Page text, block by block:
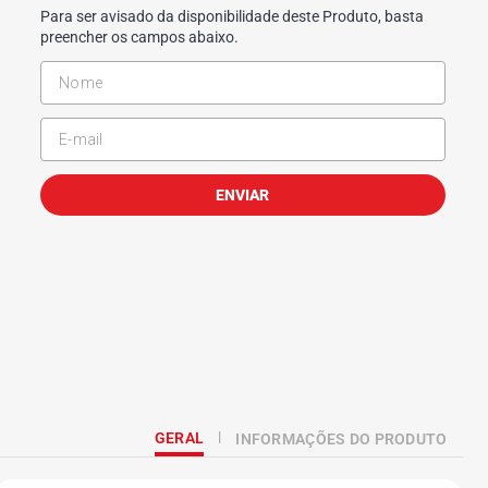
Para ser avisado da disponibilidade deste Produto, basta
preencher os campos abaixo.
ENVIAR
GERAL INFORMAÇÕES DO PRODUTO